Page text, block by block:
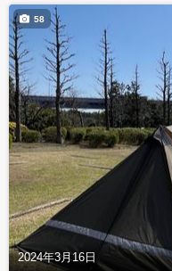
2024年3月16日
58